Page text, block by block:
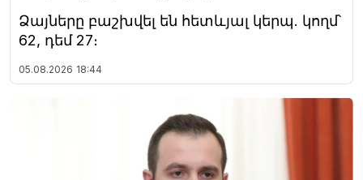
Ձայները բաշխվել են հետևյալ կերպ. կողմ՝
62, դեմ 27։
05.08.2026 18:44